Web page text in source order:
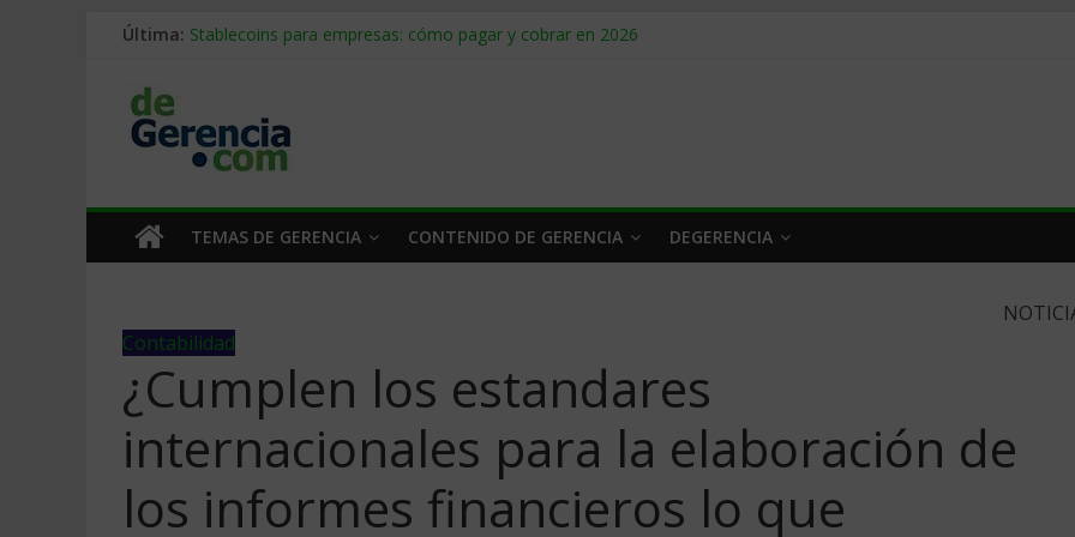
Última: Stablecoins para empresas: cómo pagar y cobrar en 2026
Trabajo forzoso en la cadena de suministro: qué hacer
Mercado hispano de EE. UU.: cómo segmentarlo y venderle
TEMAS DE GERENCIA CONTENIDO DE GERENCIA DEGERENCIA
Contabilidad
¿Cumplen los estandares
internacionales para la elaboración de
los informes financieros lo que